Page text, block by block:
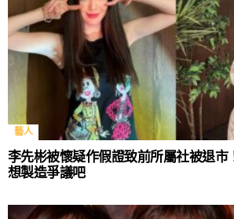
藝人
李先彬被懷疑作假證致前所屬社被退市
想製造爭議吧